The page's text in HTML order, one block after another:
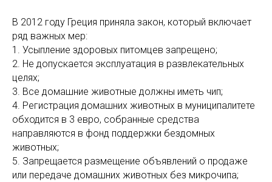
В 2012 году Греция приняла закон, который включает
ряд важных мер:
1. Усыпление здоровых питомцев запрещено;
2. Не допускается эксплуатация в развлекательных
целях;
3. Все домашние животные должны иметь чип;
4. Регистрация домашних животных в муниципалитете
обходится в 3 евро, собранные средства
направляются в фонд поддержки бездомных
животных;
5. Запрещается размещение объявлений о продаже
или передаче домашних животных без микрочипа;